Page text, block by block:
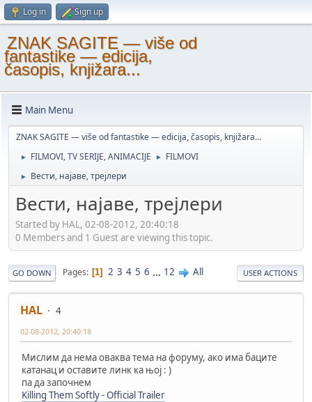
Log in Sign up
ZNAK SAGITE — više od
fantastike — edicija,
časopis, knjižara...
Main Menu
ZNAK SAGITE — više od fantastike — edicija, časopis, knjižara...
► FILMOVI, TV SERIJE, ANIMACIJE ► FILMOVI
► Вести, најаве, трејлери
Вести, најаве, трејлери
Started by HAL, 02-08-2012, 20:40:18
0 Members and 1 Guest are viewing this topic.
GO DOWN Pages 1 2 3 4 5 6 ... 12 All USER ACTIONS
HAL 4
02-08-2012, 20:40:18
Мислим да нема оваква тема на форуму, ако има баците
катанац и оставите линк ка њој : )
па да започнем
Killing Them Softly - Official Trailer